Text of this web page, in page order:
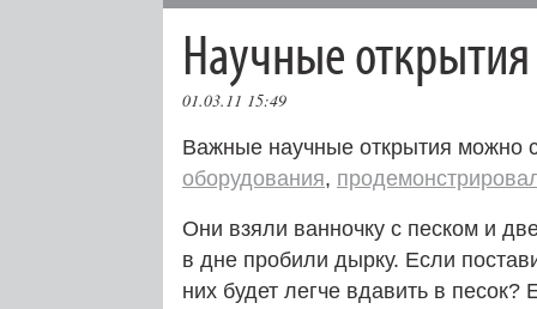
Научные
01.03.11 15:49
Важные научные открытия можно
оборудования,
Они взяли ванночку с песком и
в дне пробили дырку. Если
них будет легче вдавить в